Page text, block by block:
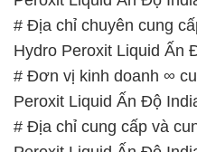
# Địa chỉ cung cấp và
Peroxit Liquid Ấn Độ India
# Nhà phân phối ◄
Peroxit Liquid Ấn Độ India
# Địa chỉ chuyên cung
Hydro Peroxit Liquid Ấn